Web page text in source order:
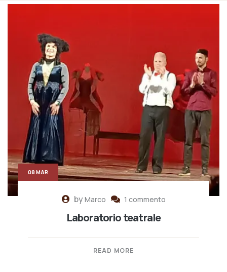
byMarco 1 commento
Laboratorio teatrale
READ MORE
08 MAR